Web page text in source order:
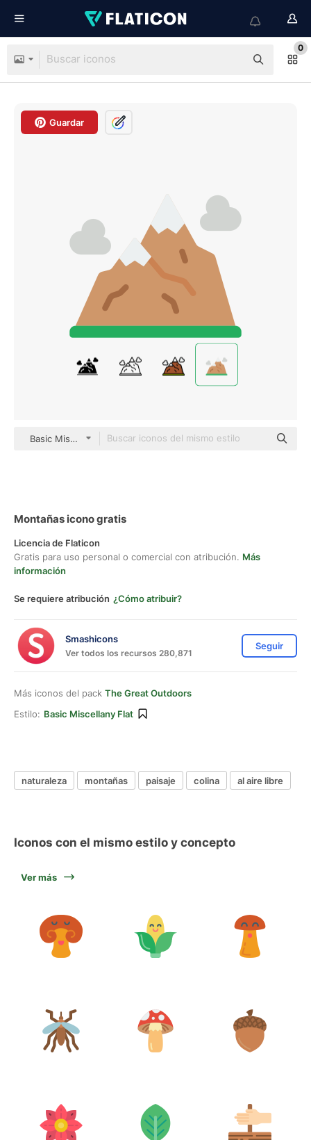
0
Guardar
Basic Miscellany Flat
Montañas icono gratis
Licencia de Flaticon
Gratis para uso personal o comercial con atribución. Más
información
Se requiere atribución ¿Cómo atribuir?
Smashicons
Ver todos los recursos 280,871
Seguir
Más iconos del pack The Great Outdoors
Estilo: Basic Miscellany Flat
naturaleza montañas paisaje colina al aire libre
Iconos con el mismo estilo y concepto
Ver más